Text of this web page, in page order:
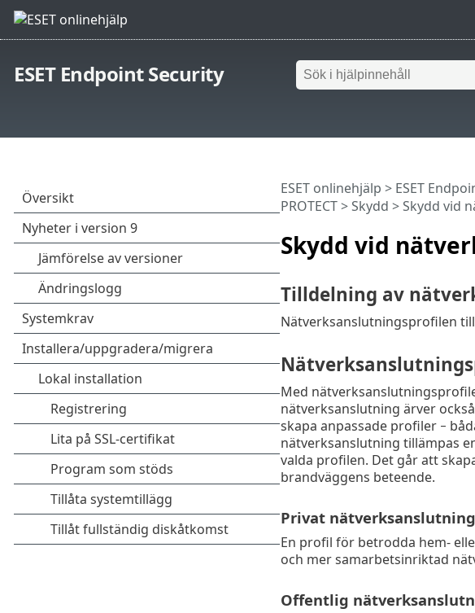
ESET Endpoint Security
Skydd vid
ESET onlinehjälp > ESET
PROTECT>Skydd > Skydd vid
Tilldelning av
Nätverksanslutningsprofilen
Med
nätverksanslutning ärver
skapa anpassade profiler −
nätverksanslutning tillämpas
valda profilen. Det går att
brandväggens beteende.
Privat
En profil för betrodda hem-
och mer samarbetsinriktad
Offentlig